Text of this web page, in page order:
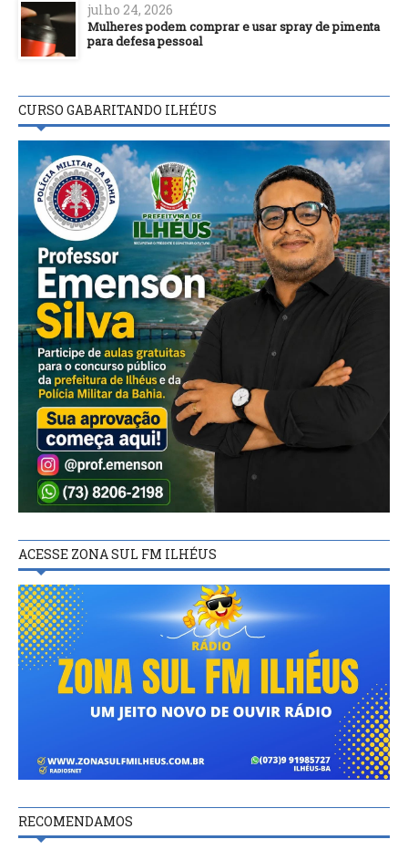
julho 24, 2026
Mulheres podem comprar e usar spray de pimenta
para defesa pessoal
CURSO GABARITANDO ILHÉUS
ACESSE ZONA SUL FM ILHÉUS
RECOMENDAMOS